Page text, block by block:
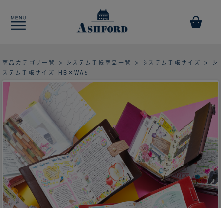
商品カテゴリ一覧 > システム手帳商品一覧 > システム手帳サイズ
> シ
ステム手帳サイズ HB×WA5